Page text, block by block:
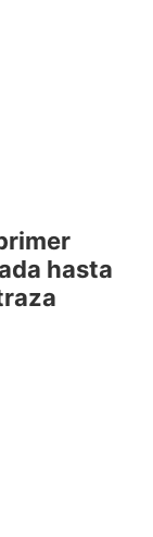
hasta